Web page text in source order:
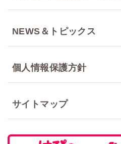
NEWS＆トピックス
個人情報保護方針
サイトマップ